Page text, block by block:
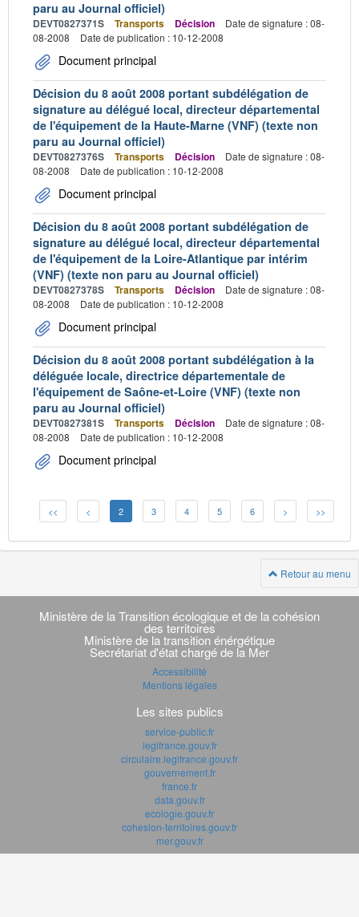
paru au Journal officiel)
DEVT0827371S Transports Décision
Date de signature : 08-
08-2008
Date de publication : 10-12-2008
Document principal
Décision du 8 août 2008 portant subdélégation de
signature au délégué local, directeur départemental
de l'équipement de la Haute-Marne (VNF) (texte non
paru au Journal officiel)
DEVT0827376S Transports Décision
Date de signature : 08-
08-2008
Date de publication : 10-12-2008
Document principal
Décision du 8 août 2008 portant subdélégation de
signature au délégué local, directeur départemental
de l'équipement de la Loire-Atlantique par intérim
(VNF) (texte non paru au Journal officiel)
DEVT0827378S Transports Décision
Date de signature : 08-
08-2008
Date de publication : 10-12-2008
Document principal
Décision du 8 août 2008 portant subdélégation à la
déléguée locale, directrice départementale de
l'équipement de Saône-et-Loire (VNF) (texte non
paru au Journal officiel)
DEVT0827381S Transports Décision
Date de signature : 08-
08-2008
Date de publication : 10-12-2008
Document principal
<< < 2 3 4 5 6 > >>
Retour au menu
Navigation
transverse
Ministère de la Transition écologique et de la cohésion
des territoires
Ministère de la transition énérgétique
Secrétariat d'état chargé de la Mer
Accessibilité
Mentions légales
Les sites publics
service-public.fr
legifrance.gouv.fr
circulaire.legifrance.gouv.fr
gouvernement.fr
france.fr
data.gouv.fr
ecologie.gouv.fr
cohesion-territoires.gouv.fr
mer.gouv.fr